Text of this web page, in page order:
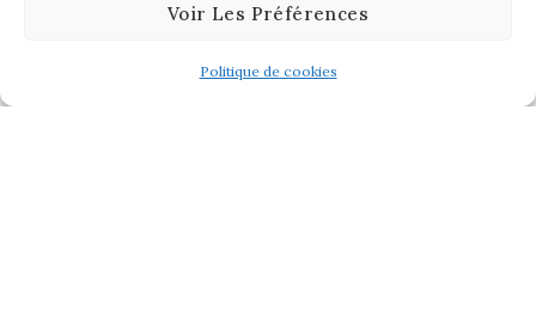
Voir Les Préférences
Politique de cookies